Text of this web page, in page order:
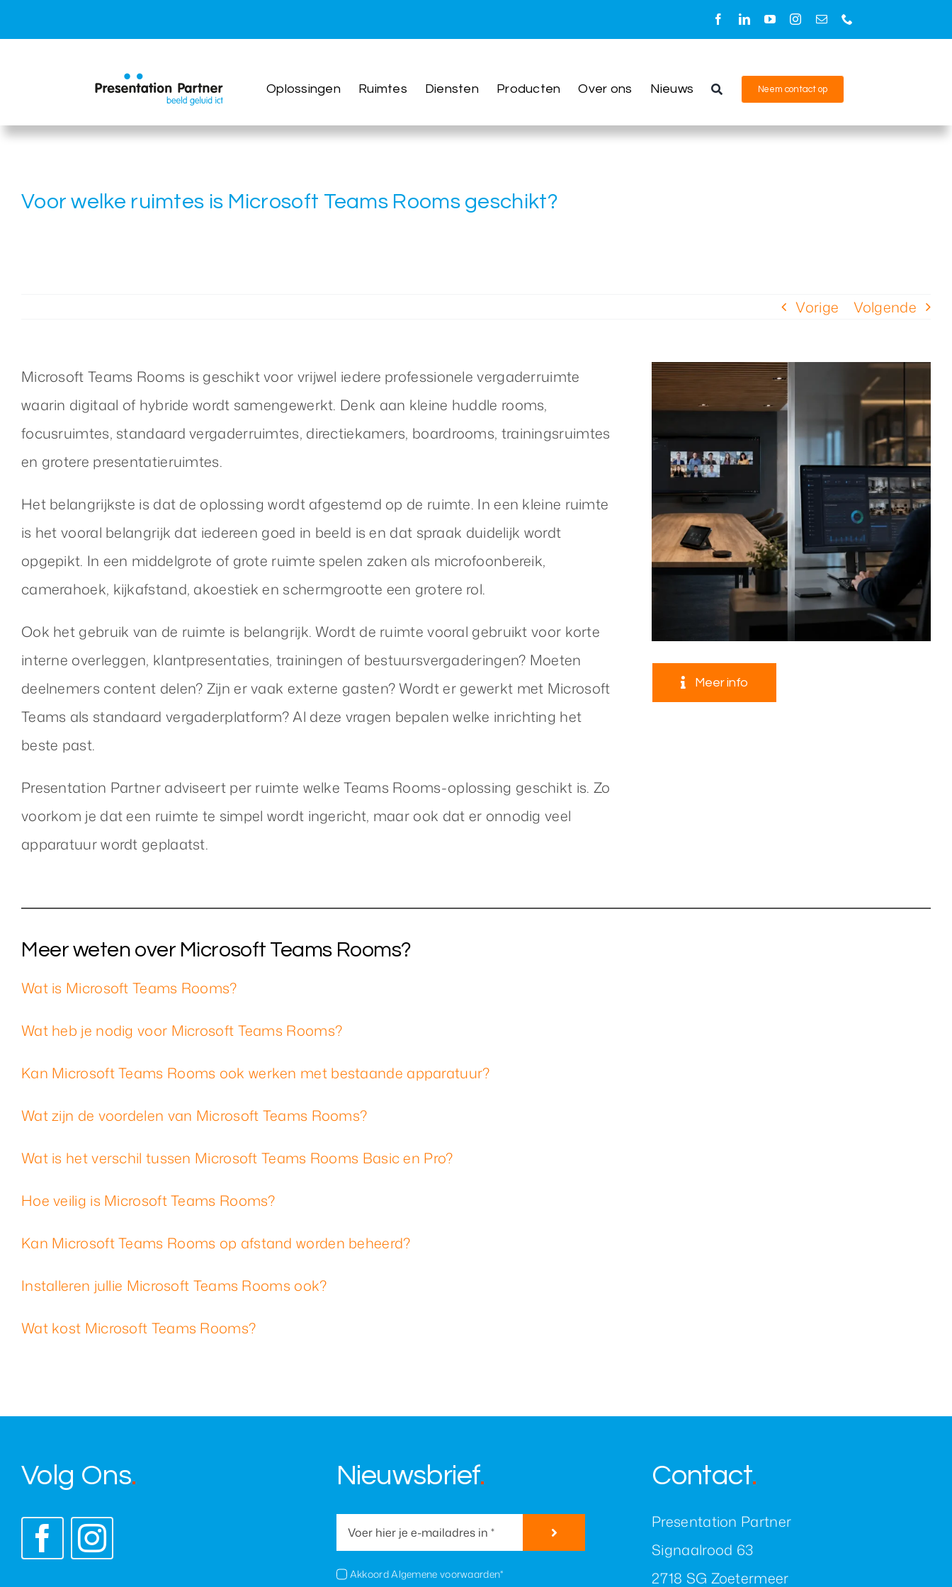
naar
Oplossingen Ruimtes Diensten Producten Over ons Nieuws Neem contact op
Voor welke ruimtes is Microsoft Teams Rooms geschikt?
Vorige Volgende
Microsoft Teams Rooms is geschikt voor vrijwel iedere professionele vergaderruimte
waarin digitaal of hybride wordt samengewerkt. Denk aan kleine huddle rooms,
focusruimtes, standaard vergaderruimtes, directiekamers, boardrooms, trainingsruimtes
en grotere presentatieruimtes.
Het belangrijkste is dat de oplossing wordt afgestemd op de ruimte. In een kleine ruimte
is het vooral belangrijk dat iedereen goed in beeld is en dat spraak duidelijk wordt
opgepikt. In een middelgrote of grote ruimte spelen zaken als microfoonbereik,
camerahoek, kijkafstand, akoestiek en schermgrootte een grotere rol.
Ook het gebruik van de ruimte is belangrijk. Wordt de ruimte vooral gebruikt voor korte
interne overleggen, klantpresentaties, trainingen of bestuursvergaderingen? Moeten
deelnemers content delen? Zijn er vaak externe gasten? Wordt er gewerkt met Microsoft
Teams als standaard vergaderplatform? Al deze vragen bepalen welke inrichting het
beste past.
Presentation Partner adviseert per ruimte welke Teams Rooms-oplossing geschikt is. Zo
voorkom je dat een ruimte te simpel wordt ingericht, maar ook dat er onnodig veel
apparatuur wordt geplaatst.
Meer info
Meer weten over Microsoft Teams Rooms?
Wat is Microsoft Teams Rooms?
Wat heb je nodig voor Microsoft Teams Rooms?
Kan Microsoft Teams Rooms ook werken met bestaande apparatuur?
Wat zijn de voordelen van Microsoft Teams Rooms?
Wat is het verschil tussen Microsoft Teams Rooms Basic en Pro?
Hoe veilig is Microsoft Teams Rooms?
Kan Microsoft Teams Rooms op afstand worden beheerd?
Installeren jullie Microsoft Teams Rooms ook?
Wat kost Microsoft Teams Rooms?
Volg Ons. Nieuwsbrief.
Akkoord Algemene voorwaarden*
Contact.
Presentation Partner
Signaalrood 63
2718 SG Zoetermeer